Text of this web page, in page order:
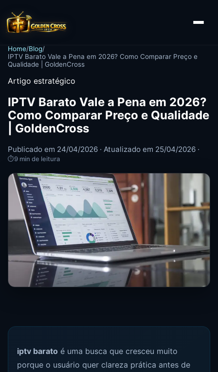
Home/Blog/
IPTV Barato Vale a Pena em 2026? Como Comparar Preço e
Qualidade | GoldenCross
Artigo estratégico
IPTV Barato Vale a Pena em 2026?
Como Comparar Preço e Qualidade
| GoldenCross
Publicado em 24/04/2026 · Atualizado em 25/04/2026 ·
⏱9 min de leitura
iptv barato é uma busca que cresceu muito
porque o usuário quer clareza prática antes de